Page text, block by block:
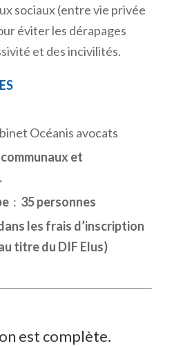
sociaux (entre vie privée
éviter les dérapages
et des incivilités.
Océanis avocats
et
: 35 personnes
les frais d’inscription
titre du DIF Elus)
est complète.